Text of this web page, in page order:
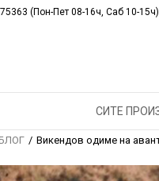
(Пон-Пет 08-16ч, Саб 10-15ч)
СИТЕ
Викендов одиме на